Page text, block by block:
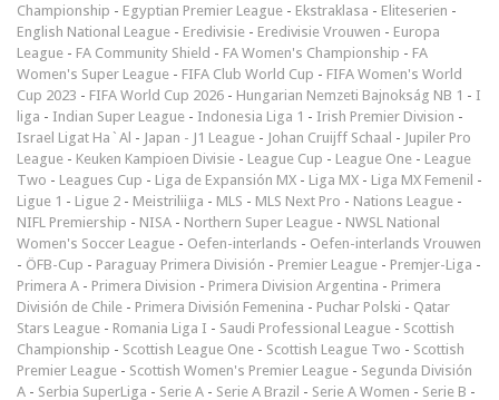
Championship - Egyptian Premier League - Ekstraklasa - Eliteserien -
English National League - Eredivisie - Eredivisie Vrouwen - Europa
League - FA Community Shield - FA Women's Championship - FA
Women's Super League - FIFA Club World Cup - FIFA Women's World
Cup 2023 - FIFA World Cup 2026 - Hungarian Nemzeti Bajnokság NB 1 - I
liga - Indian Super League - Indonesia Liga 1 - Irish Premier Division -
Israel Ligat Ha`Al - Japan - J1 League - Johan Cruijff Schaal - Jupiler Pro
League - Keuken Kampioen Divisie - League Cup - League One - League
Two - Leagues Cup - Liga de Expansión MX - Liga MX - Liga MX Femenil -
Ligue 1 - Ligue 2 - Meistriliiga - MLS - MLS Next Pro - Nations League -
NIFL Premiership - NISA - Northern Super League - NWSL National
Women's Soccer League - Oefen-interlands - Oefen-interlands Vrouwen
- ÖFB-Cup - Paraguay Primera División - Premier League - Premjer-Liga -
Primera A - Primera Division - Primera Division Argentina - Primera
División de Chile - Primera División Femenina - Puchar Polski - Qatar
Stars League - Romania Liga I - Saudi Professional League - Scottish
Championship - Scottish League One - Scottish League Two - Scottish
Premier League - Scottish Women's Premier League - Segunda División
A - Serbia SuperLiga - Serie A - Serie A Brazil - Serie A Women - Serie B -